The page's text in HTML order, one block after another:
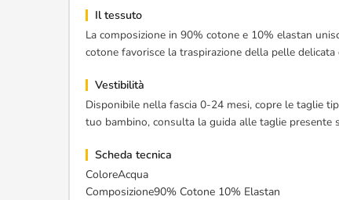
Il tessuto
La composizione in 90% cotone e 10% elastan
cotone favorisce la traspirazione della pelle
Vestibilità
Disponibile nella fascia 0-24 mesi, copre le taglie
tuo bambino, consulta la guida alle taglie presente
Scheda tecnica
ColoreAcqua
Composizione90% Cotone 10% Elastan